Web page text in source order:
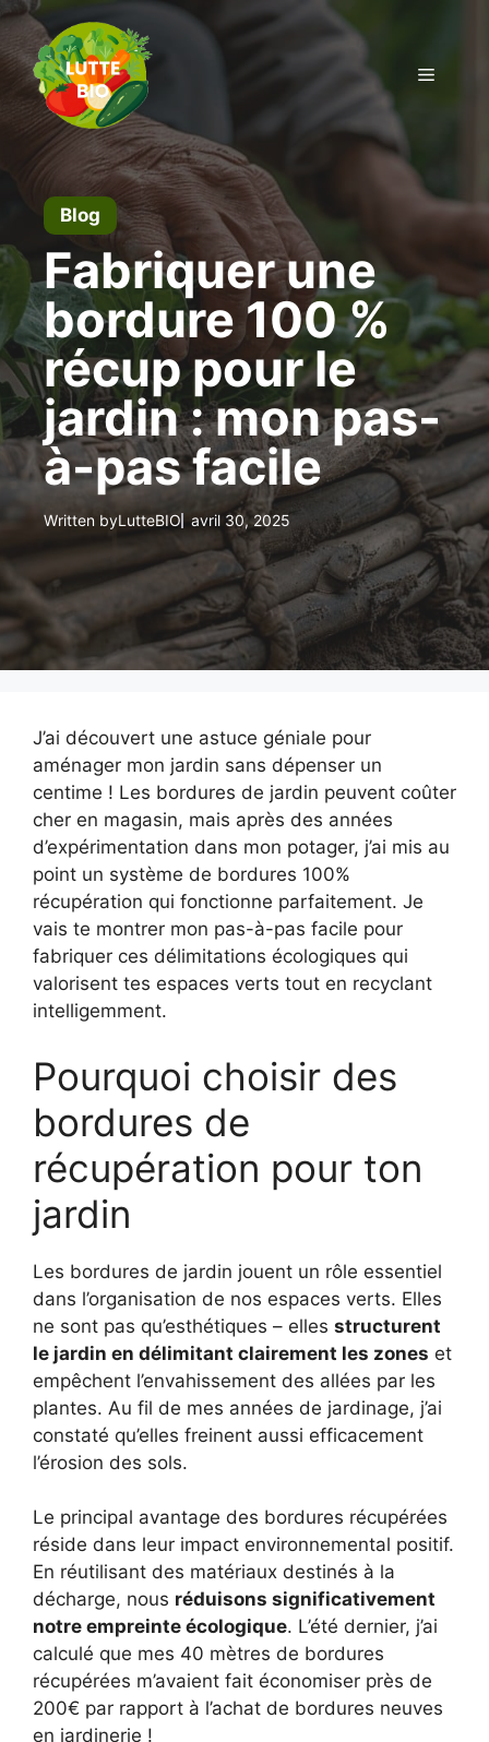
Aller
contenu
Menu
Blog
Fabriquer une
bordure 100 %
récup pour le
jardin : mon pas-
à-pas facile
Written byLutteBIO avril 30, 2025
J’ai découvert une astuce géniale pour
aménager mon jardin sans dépenser un
centime ! Les bordures de jardin peuvent coûter
cher en magasin, mais après des années
d’expérimentation dans mon potager, j’ai mis au
point un système de bordures 100%
récupération qui fonctionne parfaitement. Je
vais te montrer mon pas-à-pas facile pour
fabriquer ces délimitations écologiques qui
valorisent tes espaces verts tout en recyclant
intelligemment.
Pourquoi choisir des
bordures de
récupération pour ton
jardin
Les bordures de jardin jouent un rôle essentiel
dans l’organisation de nos espaces verts. Elles
ne sont pas qu’esthétiques – elles structurent
le jardin en délimitant clairement les zones et
empêchent l’envahissement des allées par les
plantes. Au fil de mes années de jardinage, j’ai
constaté qu’elles freinent aussi efficacement
l’érosion des sols.
Le principal avantage des bordures récupérées
réside dans leur impact environnemental positif.
En réutilisant des matériaux destinés à la
décharge, nous réduisons significativement
notre empreinte écologique. L’été dernier, j’ai
calculé que mes 40 mètres de bordures
récupérées m’avaient fait économiser près de
200€ par rapport à l’achat de bordures neuves
en jardinerie !